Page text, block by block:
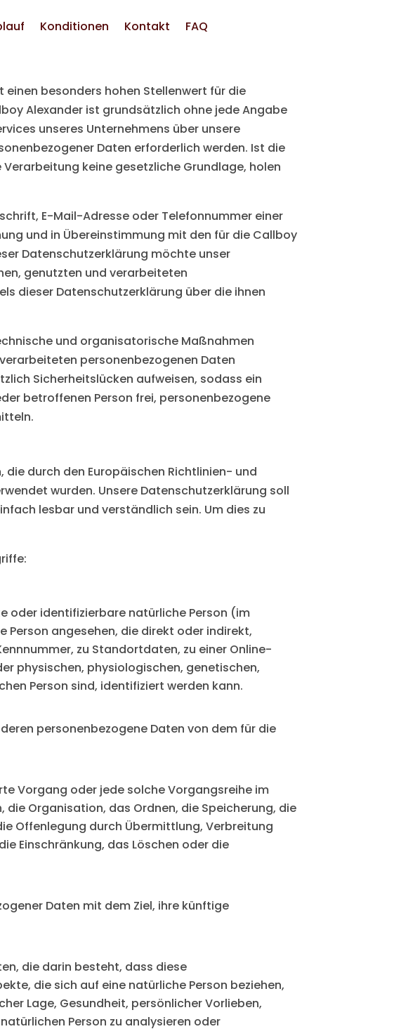
Konditionen Kontakt FAQ
einen besonders hohen Stellenwert für die
Alexander ist grundsätzlich ohne jede Angabe
unseres Unternehmens über unsere
Daten erforderlich werden. Ist die
keine gesetzliche Grundlage, holen
E-Mail-Adresse oder Telefonnummer einer
und in Übereinstimmung mit den für die Callboy
Datenschutzerklärung möchte unser
genutzten und verarbeiteten
dieser Datenschutzerklärung über die ihnen
und organisatorische Maßnahmen
personenbezogenen Daten
Sicherheitslücken aufweisen, sodass ein
betroffenen Person frei, personenbezogene
durch den Europäischen Richtlinien- und
wurden. Unsere Datenschutzerklärung soll
lesbar und verständlich sein. Um dies zu
oder identifizierbare natürliche Person (im
Person angesehen, die direkt oder indirekt,
zu Standortdaten, zu einer Online-
physischen, physiologischen, genetischen,
Person sind, identifiziert werden kann.
personenbezogene Daten von dem für die
Vorgang oder jede solche Vorgangsreihe im
Organisation, das Ordnen, die Speicherung, die
Offenlegung durch Übermittlung, Verbreitung
Einschränkung, das Löschen oder die
Daten mit dem Ziel, ihre künftige
die darin besteht, dass diese
die sich auf eine natürliche Person beziehen,
Lage, Gesundheit, persönlicher Vorlieben,
Person zu analysieren oder